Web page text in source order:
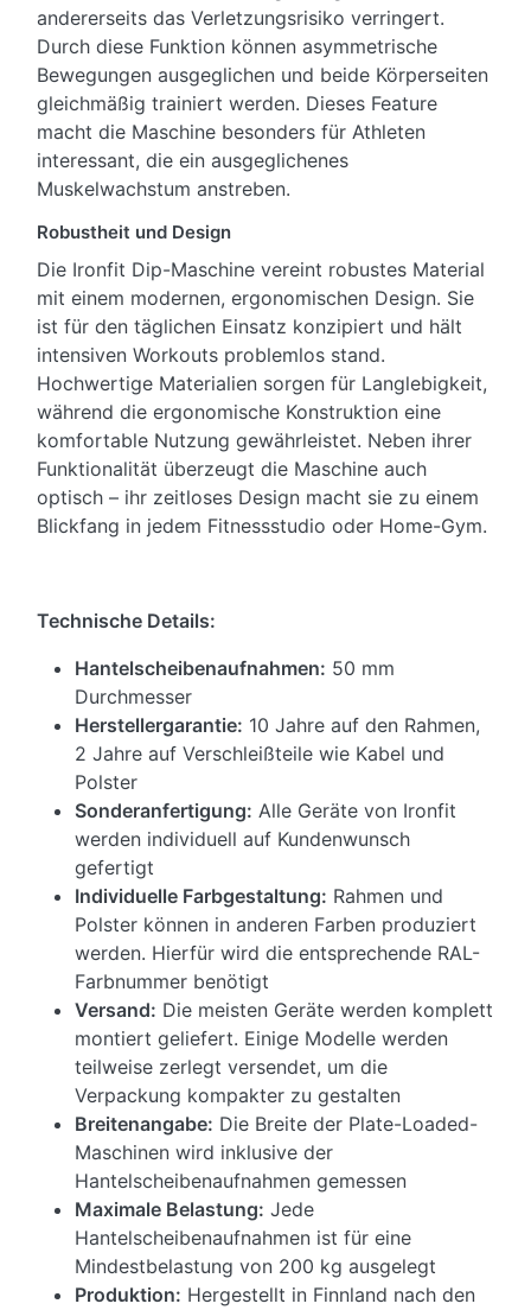
andererseits das Verletzungsrisiko verringert.
Durch diese Funktion können asymmetrische
Bewegungen ausgeglichen und beide Körperseiten
gleichmäßig trainiert werden. Dieses Feature
macht die Maschine besonders für Athleten
interessant, die ein ausgeglichenes
Muskelwachstum anstreben.
Robustheit und Design
Die Ironfit Dip-Maschine vereint robustes Material
mit einem modernen, ergonomischen Design. Sie
ist für den täglichen Einsatz konzipiert und hält
intensiven Workouts problemlos stand.
Hochwertige Materialien sorgen für Langlebigkeit,
während die ergonomische Konstruktion eine
komfortable Nutzung gewährleistet. Neben ihrer
Funktionalität überzeugt die Maschine auch
optisch – ihr zeitloses Design macht sie zu einem
Blickfang in jedem Fitnessstudio oder Home-Gym.
Technische Details:
Hantelscheibenaufnahmen: 50 mm
Durchmesser
Herstellergarantie: 10 Jahre auf den Rahmen,
2 Jahre auf Verschleißteile wie Kabel und
Polster
Sonderanfertigung: Alle Geräte von Ironfit
werden individuell auf Kundenwunsch
gefertigt
Individuelle Farbgestaltung: Rahmen und
Polster können in anderen Farben produziert
werden. Hierfür wird die entsprechende RAL-
Farbnummer benötigt
Versand: Die meisten Geräte werden komplett
montiert geliefert. Einige Modelle werden
teilweise zerlegt versendet, um die
Verpackung kompakter zu gestalten
Breitenangabe: Die Breite der Plate-Loaded-
Maschinen wird inklusive der
Hantelscheibenaufnahmen gemessen
Maximale Belastung: Jede
Hantelscheibenaufnahmen ist für eine
Mindestbelastung von 200 kg ausgelegt
Produktion: Hergestellt in Finnland nach den